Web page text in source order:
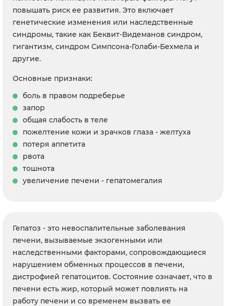
повышать риск ее развития. Это включает
генетические изменения или наследственные
синдромы, такие как Беквит-Видеманов синдром,
гигантизм, синдром Симпсона-Голаби-Бехмела и
другие.
Основные признаки:
боль в правом подреберье
запор
общая слабость в теле
пожелтение кожи и зрачков глаза - желтуха
потеря аппетита
рвота
тошнота
увеличение печени - гепатомегалия
Гепатоз - это невоспалительные заболевания
печени, вызываемые экзогенными или
наследственными факторами, сопровождающиеся
нарушением обменных процессов в печени,
дистрофией гепатоцитов. Состояние означает, что в
печени есть жир, который может повлиять на
работу печени и со временем вызвать ее